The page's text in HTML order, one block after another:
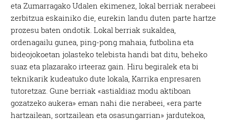
eta Zumarragako Udalen ekimenez, lokal berriak nerabeei
zerbitzua eskainiko die, eurekin landu duten parte hartze
prozesu baten ondotik. Lokal berriak sukaldea,
ordenagailu gunea, ping-pong mahaia, futbolina eta
bideojokoetan jolasteko telebista handi bat ditu, beheko
suaz eta plazarako irteeraz gain. Hiru begiralek eta bi
teknikarik kudeatuko dute lokala, Karrika enpresaren
tutoretzaz. Gune berriak «astialdiaz modu aktiboan
gozatzeko aukera» eman nahi die nerabeei, «era parte
hartzailean, sortzailean eta osasungarrian» jardutekoa,